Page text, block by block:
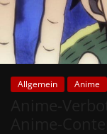
Allgemein Anime